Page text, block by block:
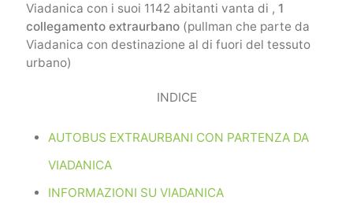
Viadanica con i suoi 1142 abitanti vanta di , 1
collegamento extraurbano(pullman che parte da
Viadanica con destinazione al di fuori del tessuto
urbano)
INDICE
AUTOBUS EXTRAURBANI CON PARTENZA DA
VIADANICA
INFORMAZIONI SU VIADANICA